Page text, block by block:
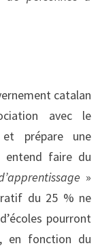
catalan
avec le
et prépare une
entend faire du
»
du 25 % ne
pourront
en fonction du